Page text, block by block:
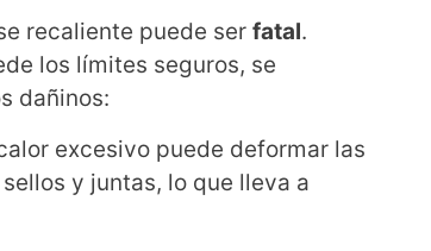
recaliente puede ser fatal.
los límites seguros, se
dañinos:
excesivo puede deformar las
y juntas, lo que lleva a